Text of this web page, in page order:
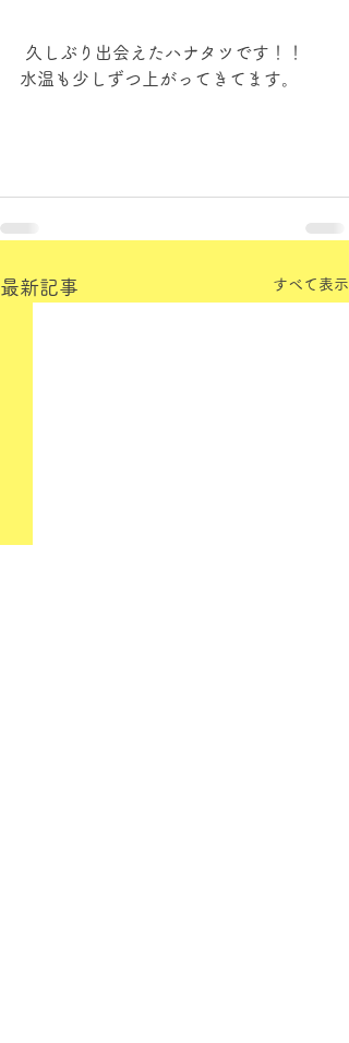
久しぶり出会えたハナタツです！！
水温も少しずつ上がってきてます。
最新記事 すべて表示